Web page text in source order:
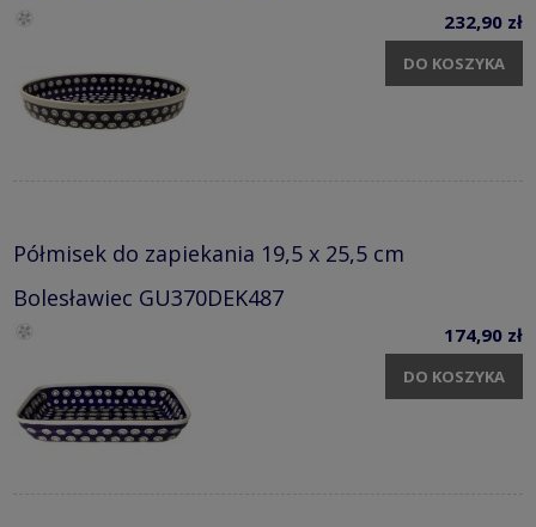
232,90 zł
DO KOSZYKA
Półmisek do zapiekania 19,5 x 25,5 cm
Bolesławiec GU370DEK487
174,90 zł
DO KOSZYKA